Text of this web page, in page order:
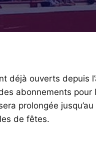
déjà ouverts depuis
abonnements pour
prolongée
de fêtes.